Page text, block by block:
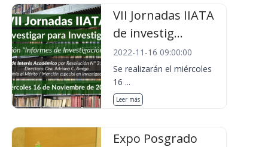
VII Jornadas IIATA
de investig...
2022-11-16 09:00:00
Se realizarán el miércoles
16 ...
Leer más
Expo Posgrado